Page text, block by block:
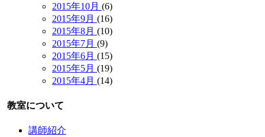
2015年10月 (6)
2015年9月 (16)
2015年8月 (10)
2015年7月 (9)
2015年6月 (15)
2015年5月 (19)
2015年4月 (14)
教室について
講師紹介